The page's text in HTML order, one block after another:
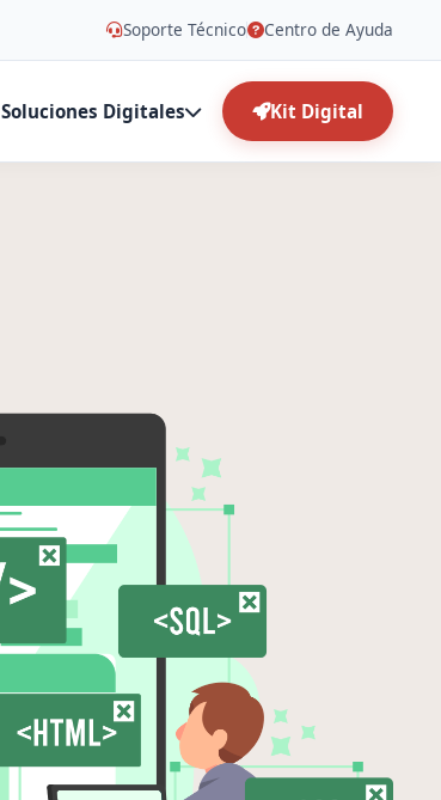
Soporte Técnico Centro de Ayuda
Soluciones Digitales Kit Digital